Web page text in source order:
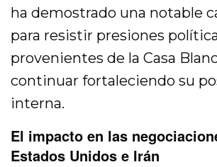
ha demostrado una notable
para resistir presiones
provenientes de la Casa
continuar fortaleciendo su
interna.
El impacto en las
Estados Unidos e Irán